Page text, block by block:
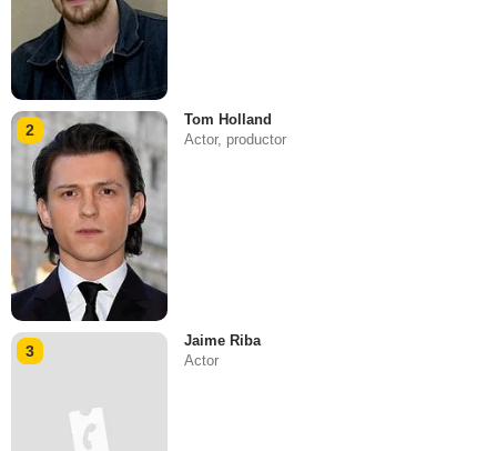
2
Tom Holland
Actor, productor
3
Jaime Riba
Actor